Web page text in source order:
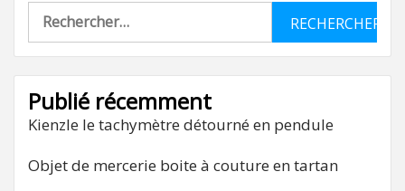
Rechercher :
Publié récemment
Kienzle le tachymètre détourné en pendule
Objet de mercerie boite à couture en tartan